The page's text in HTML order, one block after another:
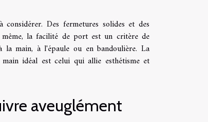
Des fermetures solides et des
la facilité de port est un critère de
main, à l'épaule ou en bandoulière. La
idéal est celui qui allie esthétisme et
aveuglément